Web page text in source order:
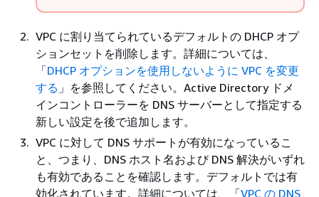
VPC に割り当てられているデフォルトの DHCP オプ
ションセットを削除します。詳細については、
「DHCP オプションを使用しないように VPC を変更
する 」を参照してください。Active Directory ドメ
インコントローラーを DNS サーバーとして指定する
新しい設定を後で追加します。
VPC に対して DNS サポートが有効になっているこ
と、つまり、DNS ホスト名および DNS 解決がいずれ
も有効であることを確認します。デフォルトでは有
効化されています。詳細については、「VPC の DNS